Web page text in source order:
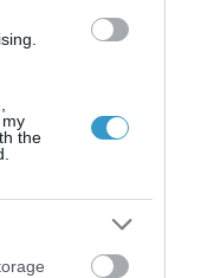
the
. Μπορεί να
σας